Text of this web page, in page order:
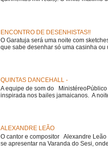
ENCONTRO DE DESENHISTAS!!
O Garatuja será uma noite com
que sabe desenhar só uma casinha ou
QUINTAS DANCEHALL -
A equipe de som do
inspirada nos bailes jamaicanos. A noite
ALEXANDRE LEÃO
O cantor e compositor Alexandre
se apresentar na Varanda do Sesi, onde